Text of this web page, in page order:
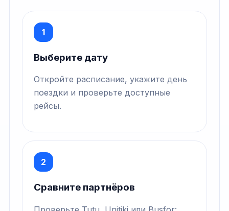
1
Выберите дату
Откройте расписание, укажите день
поездки и проверьте доступные
рейсы.
2
Сравните партнёров